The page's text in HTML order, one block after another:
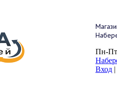
Пн-Пт
Вход |